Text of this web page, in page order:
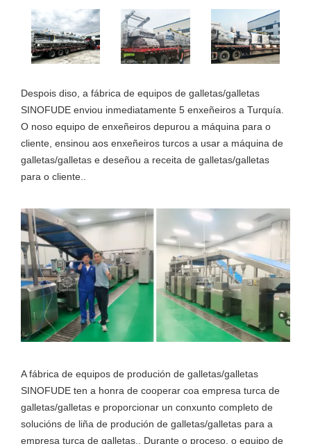
Despois diso, a fábrica de equipos de galletas/galletas
SINOFUDE enviou inmediatamente 5 enxeñeiros a Turquía.
O noso equipo de enxeñeiros depurou a máquina para o
cliente, ensinou aos enxeñeiros turcos a usar a máquina de
galletas/galletas e deseñou a receita de galletas/galletas
para o cliente..
A fábrica de equipos de produción de galletas/galletas
SINOFUDE ten a honra de cooperar coa empresa turca de
galletas/galletas e proporcionar un conxunto completo de
solucións de liña de produción de galletas/galletas para a
empresa turca de galletas.. Durante o proceso, o equipo de